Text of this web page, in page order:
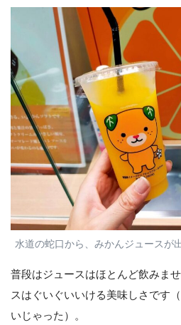
水道の蛇口から、みかんジュースが
普段はジュースはほとんど飲みま
スはぐいぐいいける美味しさです
いじゃった）。